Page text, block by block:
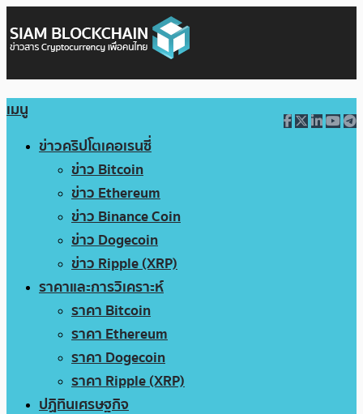
เมนู
ข่าวคริปโตเคอเรนซี่
ข่าว Bitcoin
ข่าว Ethereum
ข่าว Binance Coin
ข่าว Dogecoin
ข่าว Ripple (XRP)
ราคาและการวิเคราะห์
ราคา Bitcoin
ราคา Ethereum
ราคา Dogecoin
ราคา Ripple (XRP)
ปฏิทินเศรษฐกิจ